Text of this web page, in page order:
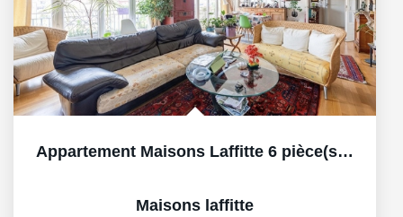
Appartement Maisons Laffitte 6 pièce(s) 155 m2 ascenseur,...
Maisons laffitte